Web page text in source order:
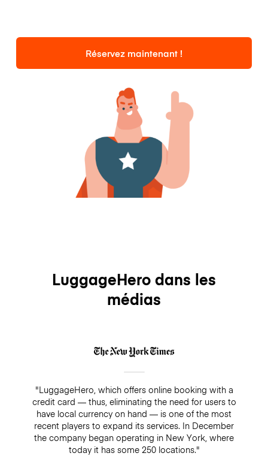
Réservez maintenant !
LuggageHero dans les
médias
"LuggageHero, which offers online booking with a
credit card — thus, eliminating the need for users to
have local currency on hand — is one of the most
recent players to expand its services. In December
the company began operating in New York, where
today it has some 250 locations."